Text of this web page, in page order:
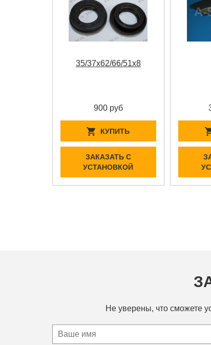
35/37x62/66/51x8
900 руб
КУПИТЬ
ЗАКАЗАТЬ С
УСТАНОВКОЙ
Не уверены, что сможете